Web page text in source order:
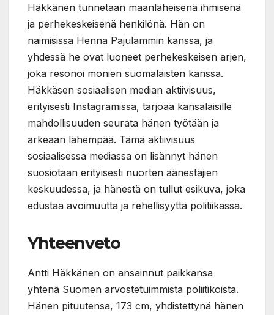
Häkkänen tunnetaan maanläheisenä ihmisenä
ja perhekeskeisenä henkilönä. Hän on
naimisissa Henna Pajulammin kanssa, ja
yhdessä he ovat luoneet perhekeskeisen arjen,
joka resonoi monien suomalaisten kanssa.
Häkkäsen sosiaalisen median aktiivisuus,
erityisesti Instagramissa, tarjoaa kansalaisille
mahdollisuuden seurata hänen työtään ja
arkeaan lähempää. Tämä aktiivisuus
sosiaalisessa mediassa on lisännyt hänen
suosiotaan erityisesti nuorten äänestäjien
keskuudessa, ja hänestä on tullut esikuva, joka
edustaa avoimuutta ja rehellisyyttä politiikassa.
Yhteenveto
Antti Häkkänen on ansainnut paikkansa
yhtenä Suomen arvostetuimmista poliitikoista.
Hänen pituutensa, 173 cm, yhdistettynä hänen